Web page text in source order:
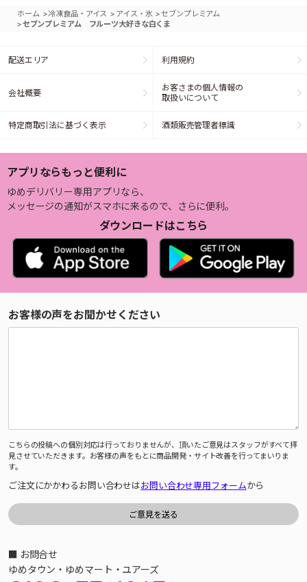
ホーム >冷凍食品・アイス > アイス・氷 >セブンプレミアム
>セブンプレミアム フルーツ大好きな白くま
配送エリア 利用規約
会社概要
お客さまの個人情報の
取扱いについて
特定商取引法に基づく表示 酒類販売管理者標識
アプリならもっと便利に
ゆめデリバリー専用アプリなら、
メッセージの通知がスマホに来るので、さらに便利。
ダウンロードはこちら
お客様の声をお聞かせください
こちらの投稿への個別対応は行っておりませんが、頂いたご意見はスタッフがすべて拝
見させていただきます。お客様の声をもとに商品開発・サイト改善を行ってまいりま
す。
ご注文にかかわるお問い合わせはお問い合わせ専用フォームから
■ お問合せ
ゆめタウン・ゆめマート・ユアーズ